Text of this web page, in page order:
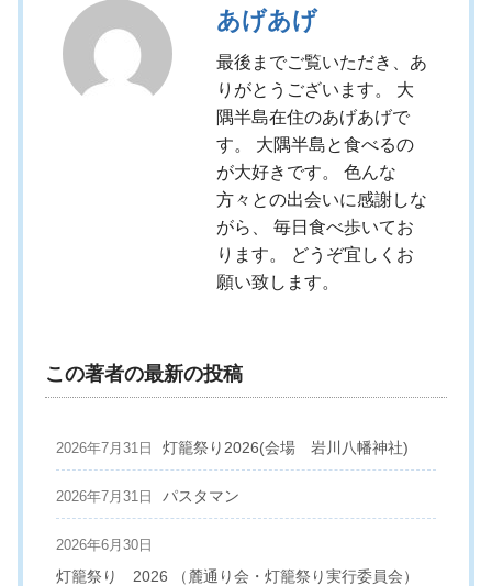
あげあげ
最後までご覧いただき、あ
りがとうございます。 大
隅半島在住のあげあげで
す。 大隅半島と食べるの
が大好きです。 色んな
方々との出会いに感謝しな
がら、 毎日食べ歩いてお
ります。 どうぞ宜しくお
願い致します。
この著者の最新の投稿
2026年7月31日 灯籠祭り2026(会場 岩川八幡神社)
2026年7月31日 パスタマン
2026年6月30日
灯籠祭り 2026 （麓通り会・灯籠祭り実行委員会）